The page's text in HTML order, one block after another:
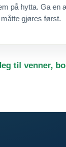
på hytta. Ga en
gjøres først.
til venner,